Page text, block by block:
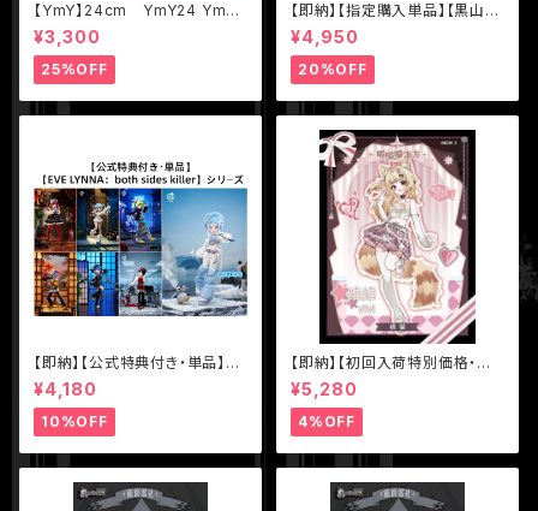
【YmY】24cm YmY24 YmY
ドール YmYボディ ミルク ピュ
アホワイト
¥3,300
25%OFF
【即納】【指定購入単品】【黒山
羊】1/12 BJD ブラインドドール
【Nyssa（ニサ）怪談夢魘】シリ
ーズ【数量限定】
¥4,950
20%OFF
【即納】【公式特典付き・単品】【E
VE LYNNA：both sides kille
r】シリーズ【Neo Eden Toys】
MJD ブラインドドール
¥4,180
10%OFF
【即納】【初回入荷特別価格・単
品】【MEOW3（ニャニャニャ次
元）】シリーズ【不可食用人形Ine
dible Doll】1/8 BJD ブライン
ドドール
¥5,280
4%OFF